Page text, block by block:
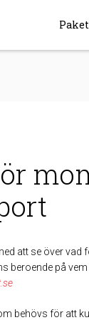
Paket
att se över vad
beroende på
behövs för att